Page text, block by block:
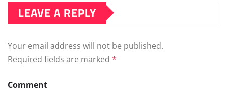
LEAVE A REPLY
Your email address will not be published.
Required fields are marked *
Comment